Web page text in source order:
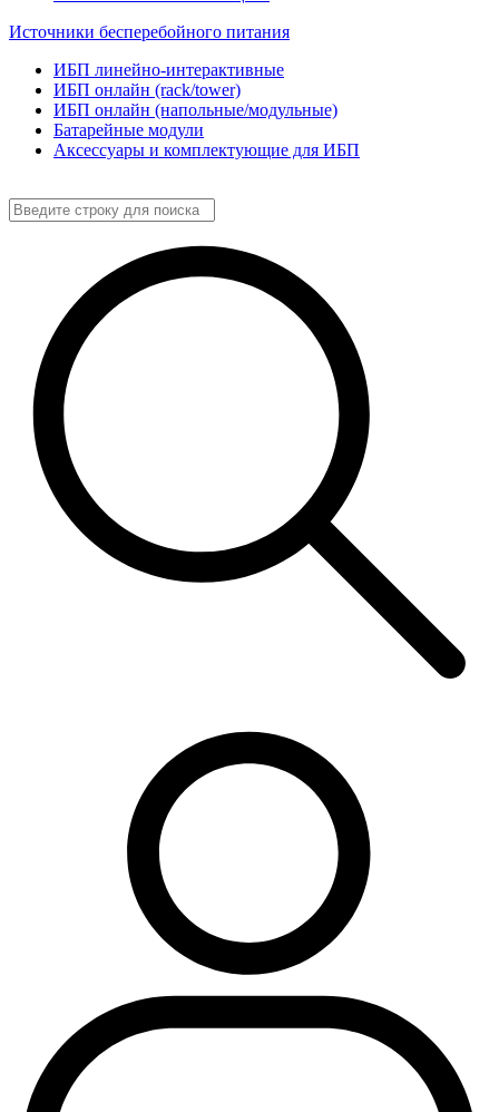
Источники бесперебойного питания
ИБП линейно-интерактивные
ИБП онлайн (rack/tower)
ИБП онлайн (напольные/модульные)
Батарейные модули
Аксессуары и комплектующие для ИБП